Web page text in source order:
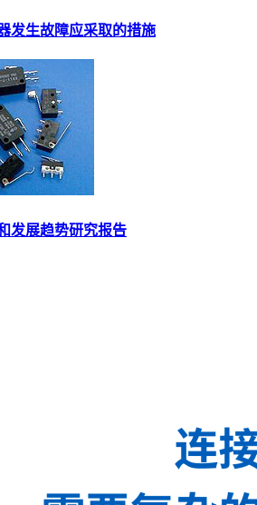
发生故障应采取的措施
发展趋势研究报告